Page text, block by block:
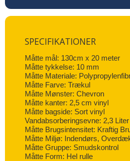
SPECIFIKATIONER
Måtte mål: 130cm x 20 meter
Måtte tykkelse: 10 mm
Måtte Materiale:
Måtte Farve: Trækul
Måtte Mønster: Chevron
Måtte kanter: 2,5 cm vinyl
Måtte bagside: Sort vinyl
Vandabsorberingsevne: 2,3
Måtte Brugsintensitet: Kraftig
Måtte Miljø: Indendørs,
Måtte Gruppe: Smudskontrol
Måtte Form: Hel rulle